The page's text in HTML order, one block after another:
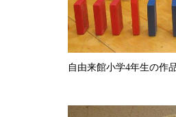
自由来館小学4年生の作